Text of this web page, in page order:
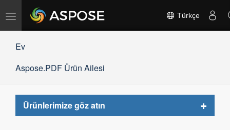
Gezinmeyi
Türkçe
Ev
Aspose.PDF Ürün Ailesi
Ürünlerimize göz atın
Toggle